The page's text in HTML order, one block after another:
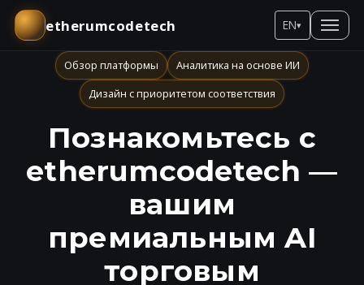
etherumcodetech EN▾
Обзор платформы
Аналитика на основе ИИ
Дизайн с приоритетом соответствия
Познакомьтесь с
etherumcodetech —
вашим
премиальным AI
торговым